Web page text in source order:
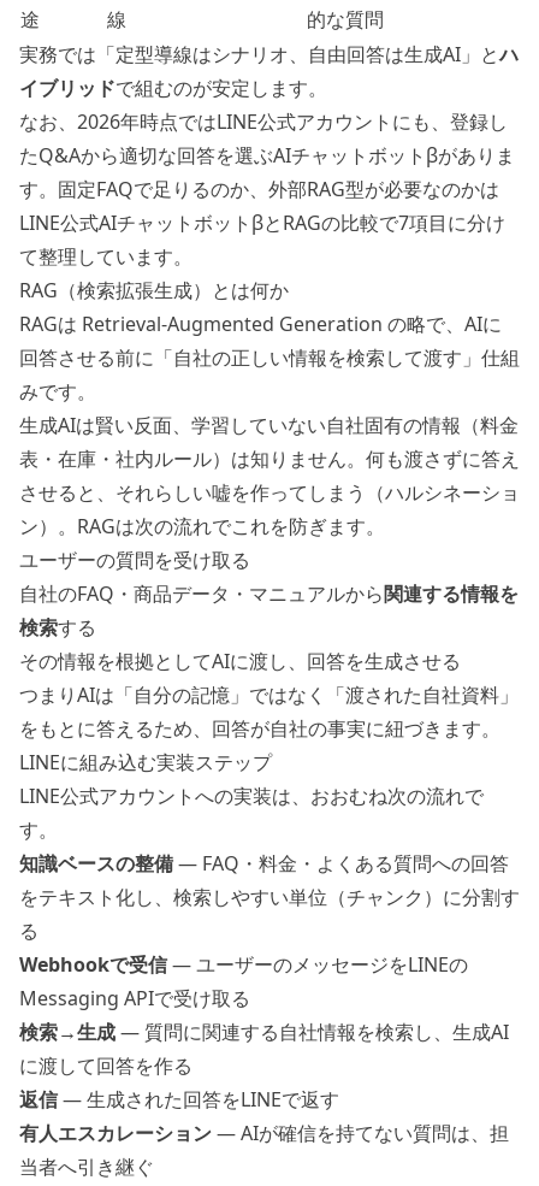
途
線
的な質問
実務では「定型導線はシナリオ、自由回答は生成AI」とハ
イブリッドで組むのが安定します。
なお、2026年時点ではLINE公式アカウントにも、登録し
たQ&Aから適切な回答を選ぶAIチャットボットβがありま
す。固定FAQで足りるのか、外部RAG型が必要なのかは
LINE公式AIチャットボットβとRAGの比較で7項目に分け
て整理しています。
RAG（検索拡張生成）とは何か
RAGは Retrieval-Augmented Generation の略で、AIに
回答させる前に「自社の正しい情報を検索して渡す」仕組
みです。
生成AIは賢い反面、学習していない自社固有の情報（料金
表・在庫・社内ルール）は知りません。何も渡さずに答え
させると、それらしい嘘を作ってしまう（ハルシネーショ
ン）。RAGは次の流れでこれを防ぎます。
ユーザーの質問を受け取る
自社のFAQ・商品データ・マニュアルから関連する情報を
検索する
その情報を根拠としてAIに渡し、回答を生成させる
つまりAIは「自分の記憶」ではなく「渡された自社資料」
をもとに答えるため、回答が自社の事実に紐づきます。
LINEに組み込む実装ステップ
LINE公式アカウントへの実装は、おおむね次の流れで
す。
知識ベースの整備— FAQ・料金・よくある質問への回答
をテキスト化し、検索しやすい単位（チャンク）に分割す
る
Webhookで受信— ユーザーのメッセージをLINEの
Messaging APIで受け取る
検索→生成— 質問に関連する自社情報を検索し、生成AI
に渡して回答を作る
返信— 生成された回答をLINEで返す
有人エスカレーション— AIが確信を持てない質問は、担
当者へ引き継ぐ